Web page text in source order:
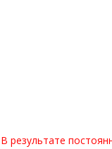
В результате